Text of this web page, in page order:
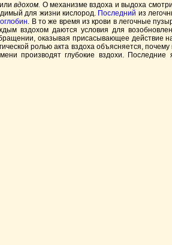
иливдохом. О механизме вздоха и выдоха
для жизни кислород. Последний из
. В то же время из крови в легочные
вздохом даются условия для
оказывая присасывающее
ролью акта вздоха объясняется,
производят глубокие вздохи. Последние